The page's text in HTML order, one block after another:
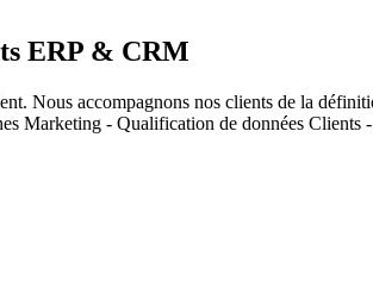
ERP & CRM
. Nous accompagnons nos clients de la
Marketing - Qualification de données Clients